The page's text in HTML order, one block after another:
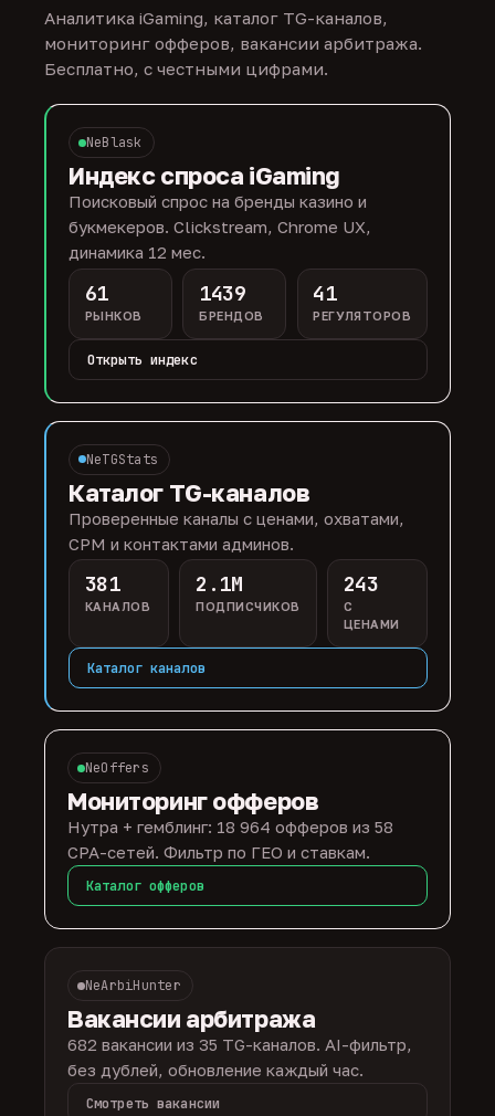
Аналитика iGaming, каталог TG-каналов,
мониторинг офферов, вакансии арбитража.
Бесплатно, с честными цифрами.
NeBlask
Индекс спроса iGaming
Поисковый спрос на бренды казино и
букмекеров. Clickstream, Chrome UX,
динамика 12 мес.
61
РЫНКОВ
1439
БРЕНДОВ
41
РЕГУЛЯТОРОВ
Открыть индекс
NeTGStats
Каталог TG-каналов
Проверенные каналы с ценами, охватами,
CPM и контактами админов.
381
КАНАЛОВ
2.1M
ПОДПИСЧИКОВ
243
С
ЦЕНАМИ
Каталог каналов
NeOffers
Мониторинг офферов
Нутра + гемблинг: 18 964 офферов из 58
CPA-сетей. Фильтр по ГЕО и ставкам.
Каталог офферов
NeArbiHunter
Вакансии арбитража
682 вакансии из 35 TG-каналов. AI-фильтр,
без дублей, обновление каждый час.
Смотреть вакансии